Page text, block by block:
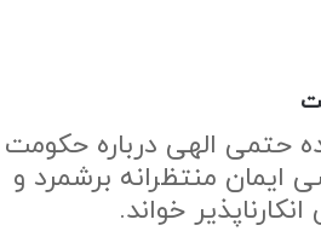
حتمی الهی درباره حکومت
ایمان منتظرانه برشمرد و
خواند.